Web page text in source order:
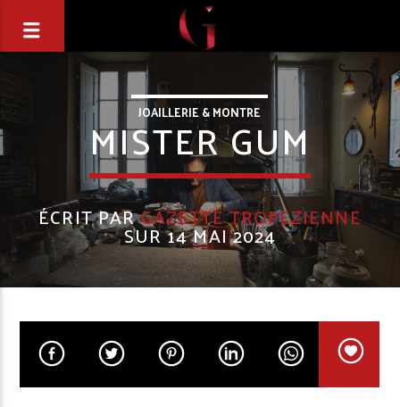
JOAILLERIE & MONTRE
MISTER GUM
ÉCRIT PARGAZETTE TROPEZIENNE
SUR 14 MAI 2024